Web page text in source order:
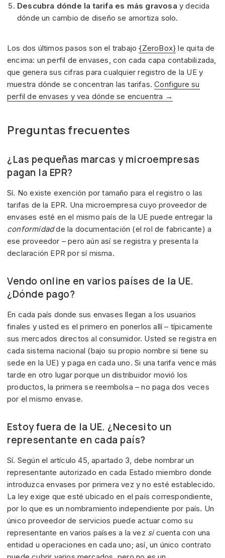
Descubra dónde la tarifa es más gravosa y decida
dónde un cambio de diseño se amortiza solo.
Los dos últimos pasos son el trabajo{ZeroBox} le quita de
encima: un perfil de envases, con cada capa contabilizada,
que genera sus cifras para cualquier registro de la UE y
muestra dónde se concentran las tarifas.Configure su
perfil de envases y vea dónde se encuentra →
Preguntas frecuentes
¿Las pequeñas marcas y microempresas
pagan la EPR?
Sí. No existe exención por tamaño para el registro o las
tarifas de la EPR. Una microempresa cuyo proveedor de
envases esté en el mismo país de la UE puede entregar la
conformidadde la documentación (el rol de fabricante) a
ese proveedor – pero aún así se registra y presenta la
declaración EPR por sí misma.
Vendo online en varios países de la UE.
¿Dónde pago?
En cada país donde sus envases llegan a los usuarios
finales y usted es el primero en ponerlos allí – típicamente
sus mercados directos al consumidor. Usted se registra en
cada sistema nacional (bajo su propio nombre si tiene su
sede en la UE) y paga en cada uno. Si una tarifa vence más
tarde en otro lugar porque un distribuidor movió los
productos, la primera se reembolsa – no paga dos veces
por el mismo envase.
Estoy fuera de la UE. ¿Necesito un
representante en cada país?
Sí. Según el artículo 45, apartado 3, debe nombrar un
representante autorizado en cada Estado miembro donde
introduzca envases por primera vez y no esté establecido.
La ley exige que esté ubicado en el país correspondiente,
por lo que es un nombramiento independiente por país. Un
único proveedor de servicios puede actuar como su
representante en varios países a la vez sicuenta con una
entidad u operaciones en cada uno; así, un único contrato